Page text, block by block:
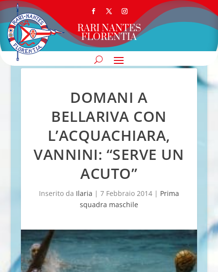
RARI NANTES
FLORENTIA
DOMANI A
BELLARIVA CON
L’ACQUACHIARA,
VANNINI: “SERVE UN
ACUTO”
Inserito da Ilaria | 7 Febbraio 2014| Prima
squadra maschile